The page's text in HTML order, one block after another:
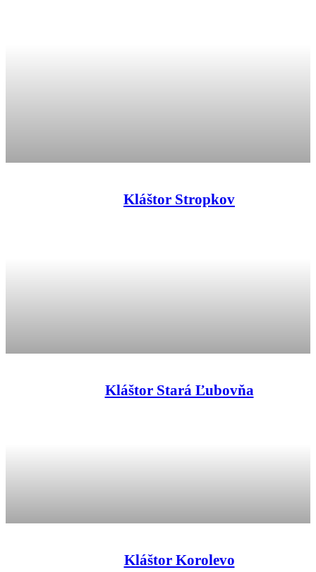
Kláštor Stropkov
Kláštor Stará Ľubovňa
Kláštor Korolevo